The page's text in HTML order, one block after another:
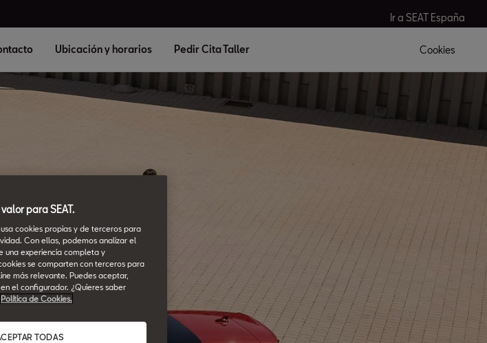
Ir a SEAT España
Ubicación y horarios Pedir Cita Taller Cookies
para SEAT.
usa cookies propias y de terceros para
Con ellas, podemos analizar el
una experiencia completa y
se comparten con terceros para
más relevante. Puedes aceptar,
el configurador. ¿Quieres saber
Política de Cookies.
TODAS